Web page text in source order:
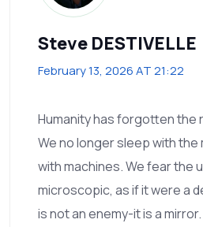
Steve DESTIVELLE
February 13, 2026 AT 21:22
Humanity has forgotten the
We no longer sleep with the
with machines. We fear the
microscopic, as if it were a
is not an enemy-it is a